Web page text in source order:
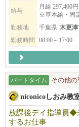
療の最前線で患者様
瞬間を直接目の当た
いと誇りを感じられま
🌟 こんな方をお待ち
・活気ある職場で、
・自身のスキルを高
欲のある方
患者さまにとって安
スタッフにとっても
給与
月給 297,400
※基本給・固
勤務地
千葉県 木更
勤務時間
08:00～17:00
パートタイム その他
niconicoしおみ教
放課後デイ指導員◆
するお仕事